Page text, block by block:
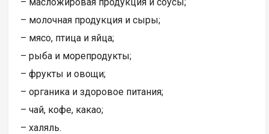
– молочная продукция и сыры;
– мясо, птица и яйца;
– рыба и морепродукты;
– фрукты и овощи;
– органика и здоровое питания;
– чай, кофе, какао;
– халяль.